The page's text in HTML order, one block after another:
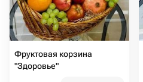
Фруктовая корзина
"Здоровье"